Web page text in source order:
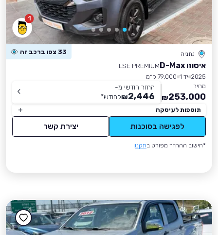
1
נתניה 33 צפו ברכב זה
איסוזו D-Max
LSE PREMIUM
2025 יד 1
79,000 ק״מ
מחיר
253,000
₪
החזר חודשי מ-
2,446
₪לחודש*
תוספות לעיסקה
לפגישה בסוכנות יצירת קשר
*חישוב ההחזר מפורט בתקנון